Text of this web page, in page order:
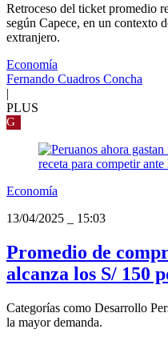
Retroceso del ticket promedio
según Capece, en un contexto
extranjero.
Economía
Fernando Cuadros Concha
|
PLUS
G
Economía
13/04/2025
15:03
Promedio de
alcanza los S/ 150
Categorías como Desarrollo
la mayor demanda.